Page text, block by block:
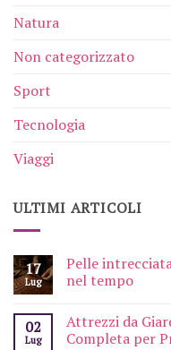
Natura
Non categorizzato
Sport
Tecnologia
Viaggi
ULTIMI ARTICOLI
17
Lug
Pelle
nel tempo
02
Lug
Attrezzi da
Completa per